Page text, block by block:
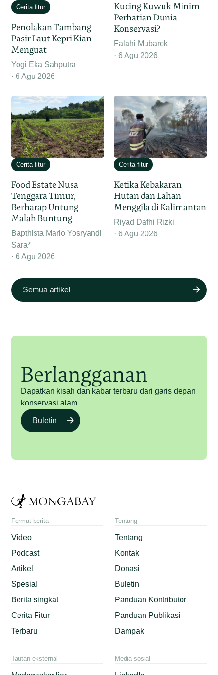
Cerita fitur
Penolakan Tambang
Pasir Laut Kepri Kian
Menguat
Yogi Eka Sahputra
6 Agu 2026
Kucing Kuwuk Minim
Perhatian Dunia
Konservasi?
Falahi Mubarok
6 Agu 2026
Cerita fitur
Food Estate Nusa
Tenggara Timur,
Berharap Untung
Malah Buntung
Bapthista Mario Yosryandi
Sara*
6 Agu 2026
Cerita fitur
Ketika Kebakaran
Hutan dan Lahan
Menggila di Kalimantan
Riyad Dafhi Rizki
6 Agu 2026
Semua artikel
Berlangganan
Dapatkan kisah dan kabar terbaru dari garis depan
konservasi alam
Buletin
Format berita
Video
Podcast
Artikel
Spesial
Berita singkat
Cerita Fitur
Terbaru
Tentang
Tentang
Kontak
Donasi
Buletin
Panduan Kontributor
Panduan Publikasi
Dampak
Tautan eksternal Media sosial